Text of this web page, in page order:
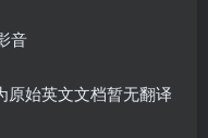
音
原始英文文档暂无翻译